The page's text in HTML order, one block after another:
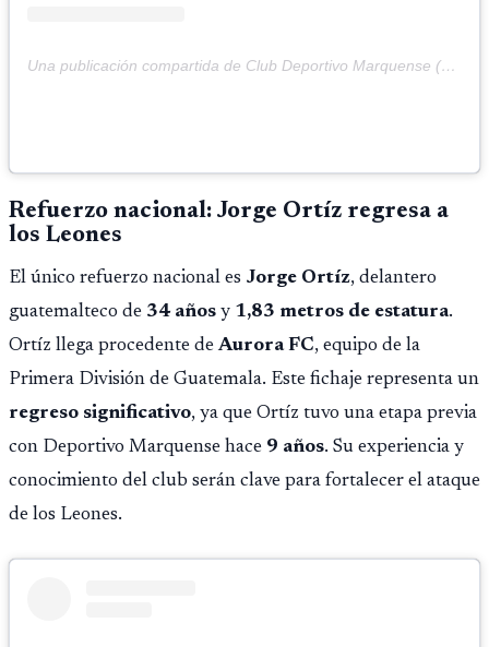
Una publicación compartida de Club Deportivo Marquense (@cdmarquense)
Refuerzo nacional: Jorge Ortíz regresa a
los Leones
El único refuerzo nacional es Jorge Ortíz, delantero
guatemalteco de 34 años y 1,83 metros de estatura.
Ortíz llega procedente deAurora FC, equipo de la
Primera División de Guatemala. Este fichaje representa un
regreso significativo, ya que Ortíz tuvo una etapa previa
con Deportivo Marquense hace 9 años. Su experiencia y
conocimiento del club serán clave para fortalecer el ataque
de los Leones.